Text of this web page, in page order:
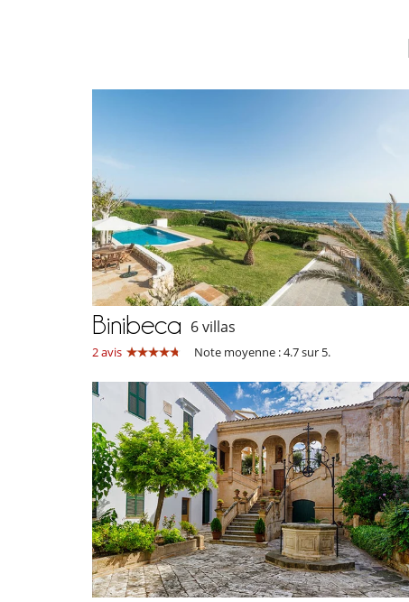
Binibeca 6 villas
2 avis Note moyenne : 4.7 sur 5.